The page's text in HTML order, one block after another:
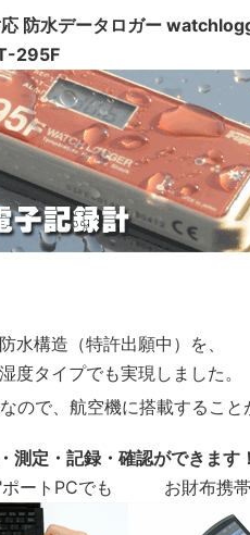
防水データロガー
295F
水構造（特許出願中）を、
度タイプでも実現しました。
ので、航空機に搭載すること
測定・記録・確認ができます
ートPCでも お財布携